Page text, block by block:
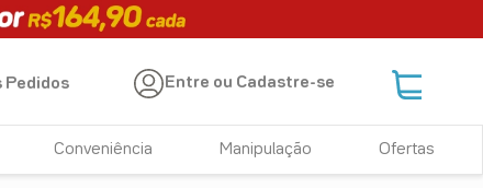
Pedidos Entre ou Cadastre-se
Conveniência Manipulação Ofertas